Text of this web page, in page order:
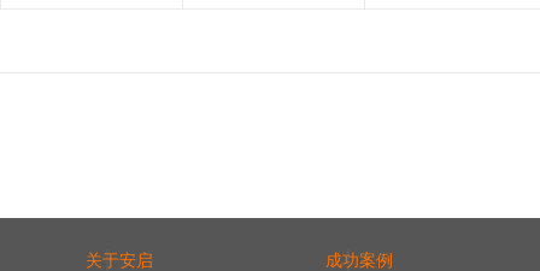
关于安启 成功案例